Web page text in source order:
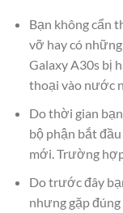
Bạn không cẩn
vỡ hay có
Galaxy A30s bị
thoại vào nước
Do thời gian
bộ phận bắt
mới. Trường
Do trước đây
nhưng gặp